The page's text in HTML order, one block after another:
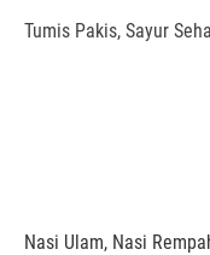
Tumis Pakis, Sayur
Nasi Ulam, Nasi